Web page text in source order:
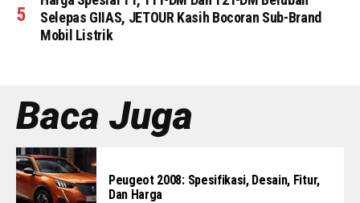
Selepas GIIAS, JETOUR Kasih Bocoran Sub-Brand
Mobil Listrik
Baca Juga
Peugeot 2008: Spesifikasi, Desain, Fitur,
Dan Harga